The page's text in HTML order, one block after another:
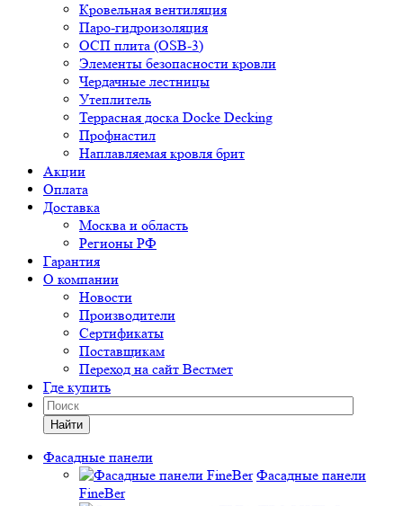
Кровельная вентиляция
Паро-гидроизоляция
ОСП плита (OSB-3)
Элементы безопасности кровли
Чердачные лестницы
Утеплитель
Террасная доска Docke Decking
Профнастил
Наплавляемая кровля брит
Акции
Оплата
Доставка
Москва и область
Регионы РФ
Гарантия
О компании
Новости
Производители
Сертификаты
Поставщикам
Переход на сайт Вестмет
Где купить
Найти
Фасадные панели
Фасадные панели
FineBer